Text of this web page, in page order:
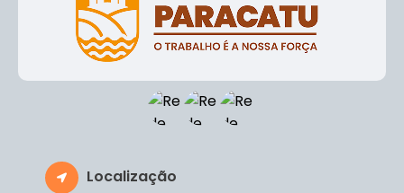
Localização